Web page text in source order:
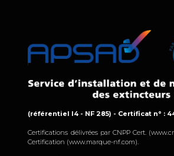
(référentiel I4 - NF 285) - Certificat n° :
Certifications délivrées par CNPP Cert.
Certification (www.marque-nf.com).